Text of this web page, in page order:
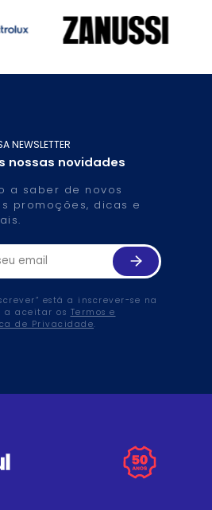
NEWSLETTER
nossas novidades
a saber de novos
promoções, dicas e
está a inscrever-se na
a aceitar os Termos e
de Privacidade.